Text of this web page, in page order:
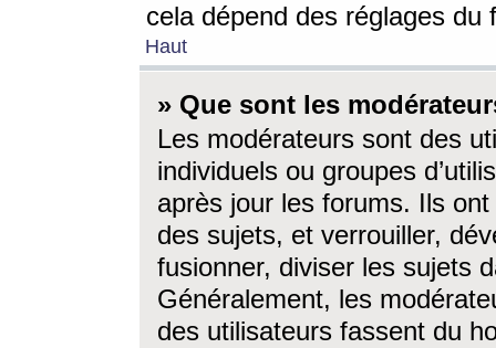
cela dépend des réglages du
Haut
» Que sont les
Les modérateurs sont des
individuels ou groupes
après jour les forums. Ils ont
des sujets, et verrouiller,
fusionner, diviser les sujets
Généralement, les
des utilisateurs fassent du